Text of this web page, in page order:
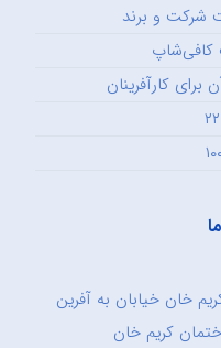
شرکت و برند
کافی‌شاپ
کارآفرینان
خان خیابان به آفرین